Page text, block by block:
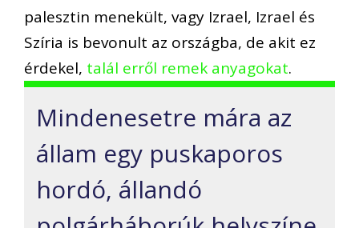
palesztin menekült, vagy Izrael, Izrael és
Szíria is bevonult az országba, de akit ez
érdekel, talál erről remek anyagokat.
Mindenesetre mára az
állam egy puskaporos
hordó, állandó